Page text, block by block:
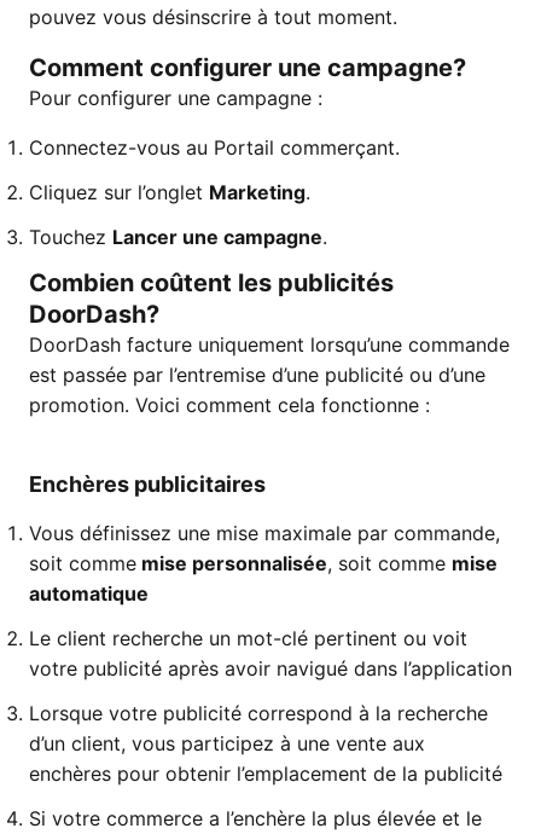
pouvez vous désinscrire à tout moment.
Comment configurer une campagne?
Pour configurer une campagne :
Connectez-vous au Portail commerçant.
Cliquez sur l’onglet Marketing.
Touchez Lancer une campagne.
Combien coûtent les publicités
DoorDash?
DoorDash facture uniquement lorsqu’une commande
est passée par l’entremise d’une publicité ou d’une
promotion. Voici comment cela fonctionne :
Enchères publicitaires
Vous définissez une mise maximale par commande,
soit comme mise personnalisée, soit comme mise
automatique
Le client recherche un mot-clé pertinent ou voit
votre publicité après avoir navigué dans l’application
Lorsque votre publicité correspond à la recherche
d’un client, vous participez à une vente aux
enchères pour obtenir l’emplacement de la publicité
Si votre commerce a l’enchère la plus élevée et le